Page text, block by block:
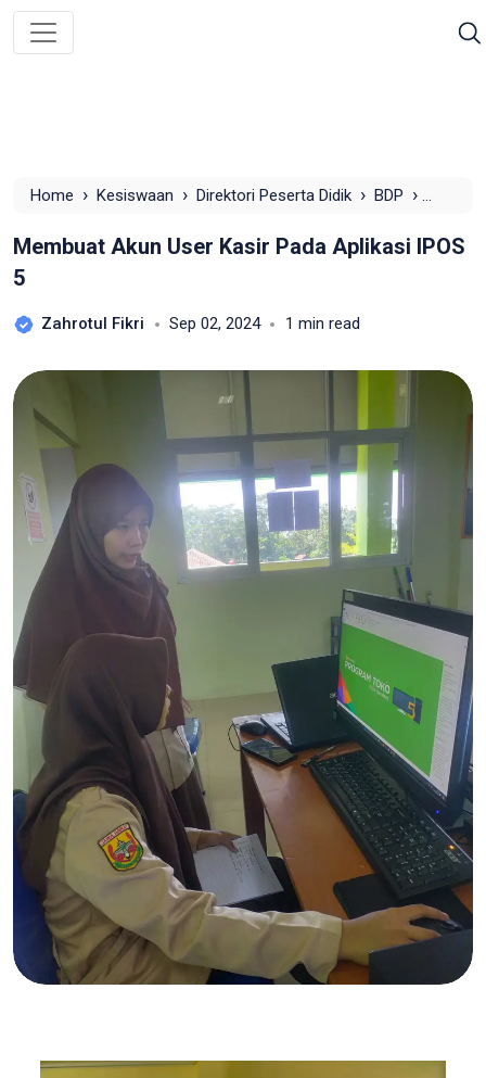
Home › Kesiswaan › Direktori Peserta Didik › BDP ›
Membuat Akun User Kasir Pada Aplikasi IPOS
5
Zahrotul Fikri Sep 02, 2024 1 min read